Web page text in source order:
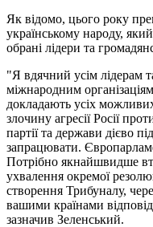
Як відомо, цього року
українському народу,
обрані лідери та
"Я вдячний усім лідерам
міжнародним
докладають усіх
злочину агресії Росії
партії та держави дієво
запрацювати.
Потрібно якнайшвидше
ухвалення окремої
створення Трибуналу,
вашими країнами
зазначив Зеленський.